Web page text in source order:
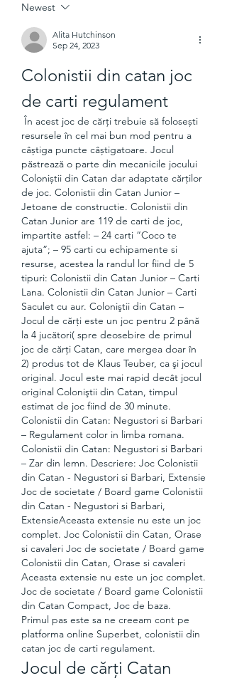
Newest
Alita Hutchinson
Sep 24, 2023
Colonistii din catan joc
de carti regulament
resursele în cel mai bun mod pentru a
câștiga puncte câștigatoare. Jocul
păstrează o parte din mecanicile jocului
Coloniștii din Catan dar adaptate cărților
de joc. Colonistii din Catan Junior –
Jetoane de constructie. Colonistii din
Catan Junior are 119 de carti de joc,
impartite astfel: – 24 carti “Coco te
ajuta”; – 95 carti cu echipamente si
resurse, acestea la randul lor fiind de 5
tipuri: Colonistii din Catan Junior – Carti
Lana. Colonistii din Catan Junior – Carti
Saculet cu aur. Coloniştii din Catan –
Jocul de cărţi este un joc pentru 2 până
la 4 jucători( spre deosebire de primul
joc de cărţi Catan, care mergea doar în
2) produs tot de Klaus Teuber, ca şi jocul
original. Jocul este mai rapid decât jocul
original Coloniştii din Catan, timpul
estimat de joc fiind de 30 minute.
Colonistii din Catan: Negustori si Barbari
– Regulament color in limba romana.
Colonistii din Catan: Negustori si Barbari
– Zar din lemn. Descriere: Joc Colonistii
din Catan - Negustori si Barbari, Extensie
Joc de societate / Board game Colonistii
din Catan - Negustori si Barbari,
ExtensieAceasta extensie nu este un joc
complet. Joc Colonistii din Catan, Orase
si cavaleri Joc de societate / Board game
Colonistii din Catan, Orase si cavaleri
Aceasta extensie nu este un joc complet.
Joc de societate / Board game Colonistii
din Catan Compact, Joc de baza.
Primul pas este sa ne creeam cont pe
platforma online Superbet, colonistii din
catan joc de carti regulament.
Jocul de cărți Catan